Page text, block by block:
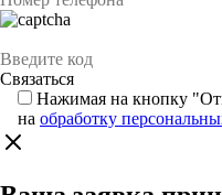
Нажимая на кнопку
на обработку